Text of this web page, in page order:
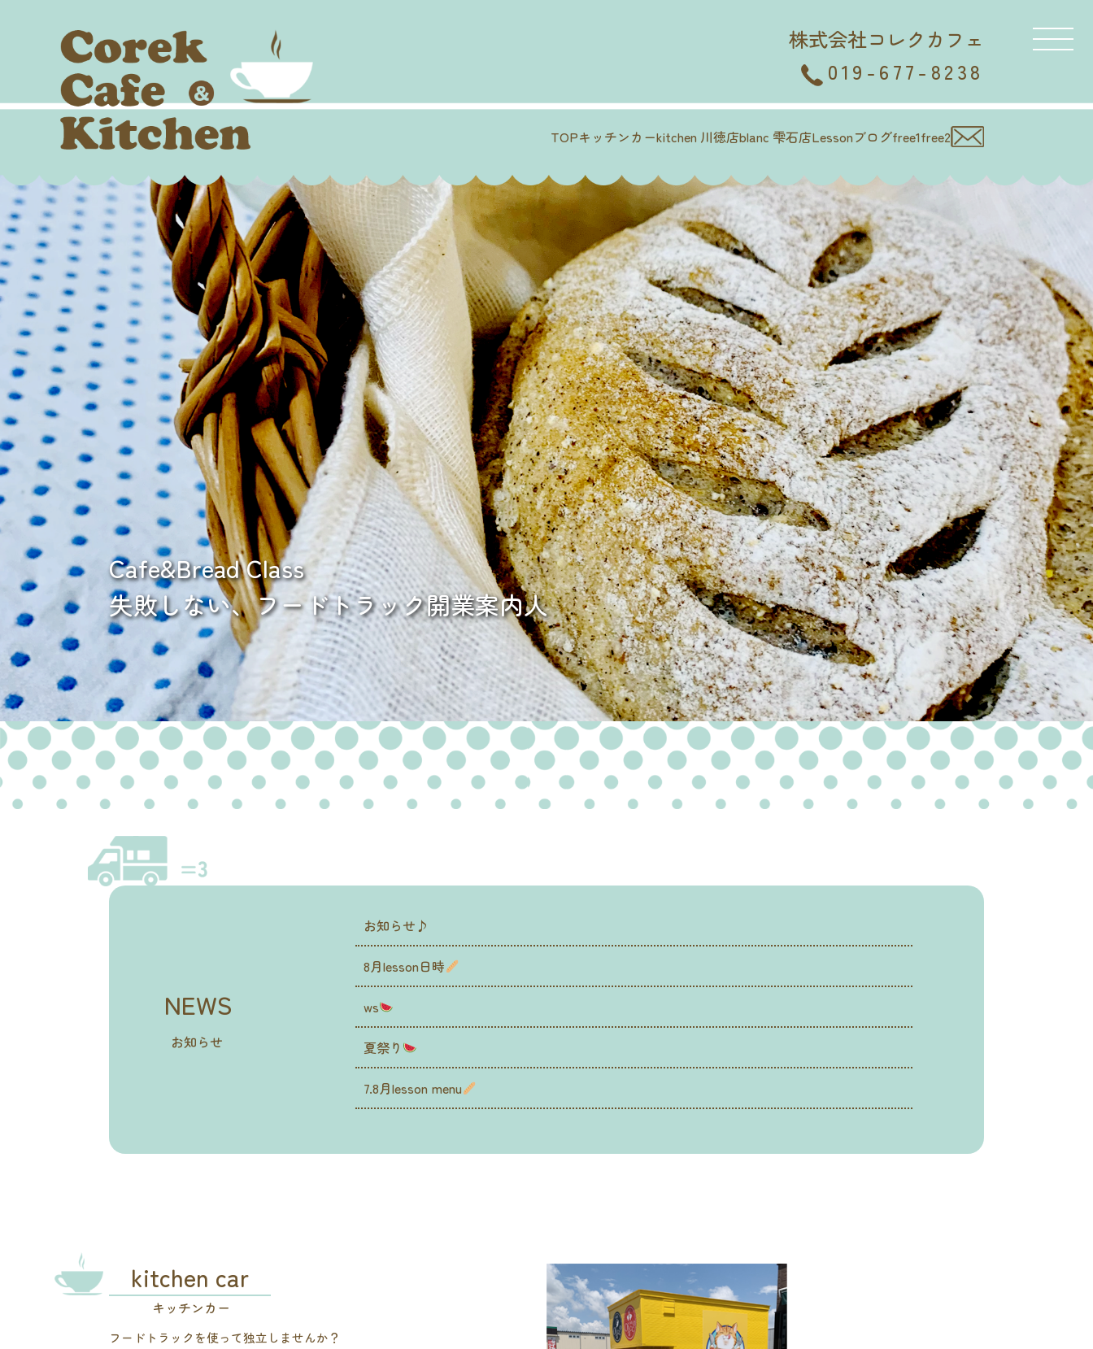
株式会社コレクカフェ
019-677-8238
TOPキッチンカーkitchen 川徳店blanc 雫石店Lessonブログfree1free2
Cafe&Bread Class
失敗しない、フードトラック開業案内人
NEWS
お知らせ
お知らせ♪
8月lesson日時
ws
夏祭り
7.8月lesson menu
kitchen car
キッチンカー
フードトラックを使って独立しませんか？